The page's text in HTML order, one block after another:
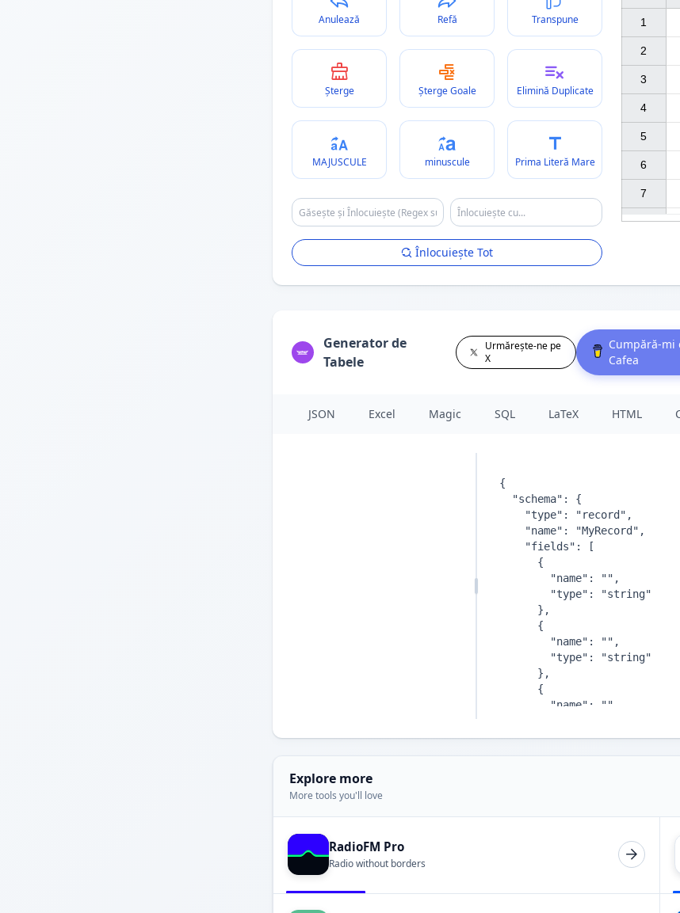
Anulează Refă Transpune
Șterge Șterge Goale Elimină Duplicate
MAJUSCULE minuscule Prima Literă Mare
Înlocuiește Tot
1
2
3
4
5
6
7
Generator de
Tabele
Urmărește-ne pe
X
Cumpără-mi
Cafea
JSON Excel Magic SQL LaTeX HTML
Explore more
More tools you'll love
RadioFM Pro
Radio without borders